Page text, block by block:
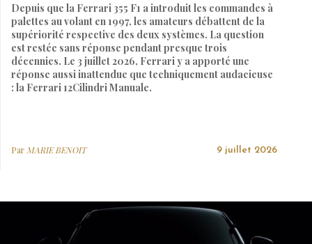
Depuis que la Ferrari 355 F1 a introduit les commandes à
palettes au volant en 1997, les amateurs débattent de la
supériorité respective des deux systèmes. La question
est restée sans réponse pendant presque trois
décennies. Le 3 juillet 2026, Ferrari y a apporté une
réponse aussi inattendue que techniquement audacieuse
: la Ferrari 12Cilindri Manuale.
Par MARIE BENOIT 9 juillet 2026